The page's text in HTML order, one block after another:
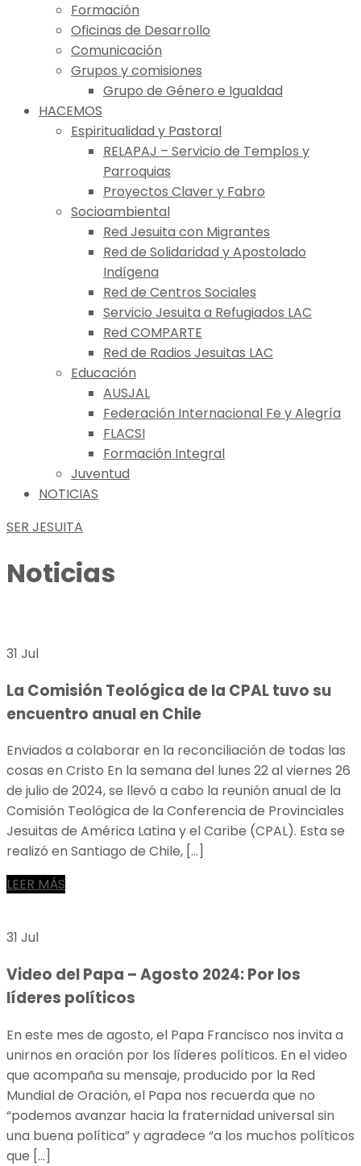
Formación
Oficinas de Desarrollo
Comunicación
Grupos y comisiones
Grupo de Género e Igualdad
HACEMOS
Espiritualidad y Pastoral
RELAPAJ – Servicio de Templos y
Parroquias
Proyectos Claver y Fabro
Socioambiental
Red Jesuita con Migrantes
Red de Solidaridad y Apostolado
Indígena
Red de Centros Sociales
Servicio Jesuita a Refugiados LAC
Red COMPARTE
Red de Radios Jesuitas LAC
Educación
AUSJAL
Federación Internacional Fe y Alegría
FLACSI
Formación Integral
Juventud
NOTICIAS
SER JESUITA
Noticias
31 Jul
La Comisión Teológica de la CPAL tuvo su
encuentro anual en Chile
Enviados a colaborar en la reconciliación de todas las
cosas en Cristo En la semana del lunes 22 al viernes 26
de julio de 2024, se llevó a cabo la reunión anual de la
Comisión Teológica de la Conferencia de Provinciales
Jesuitas de América Latina y el Caribe (CPAL). Esta se
realizó en Santiago de Chile, […]
LEER MÁS
31 Jul
Video del Papa – Agosto 2024: Por los
líderes políticos
En este mes de agosto, el Papa Francisco nos invita a
unirnos en oración por los líderes políticos. En el video
que acompaña su mensaje, producido por la Red
Mundial de Oración, el Papa nos recuerda que no
“podemos avanzar hacia la fraternidad universal sin
una buena política” y agradece “a los muchos políticos
que […]